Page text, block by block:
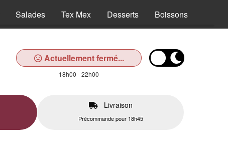
Salades Tex Mex Desserts Boissons
Actuellement fermé...
18h00 - 22h00
Livraison
Précommande pour 18h45